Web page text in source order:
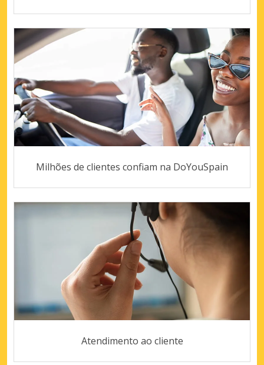
Milhões de clientes confiam na DoYouSpain
Atendimento ao cliente